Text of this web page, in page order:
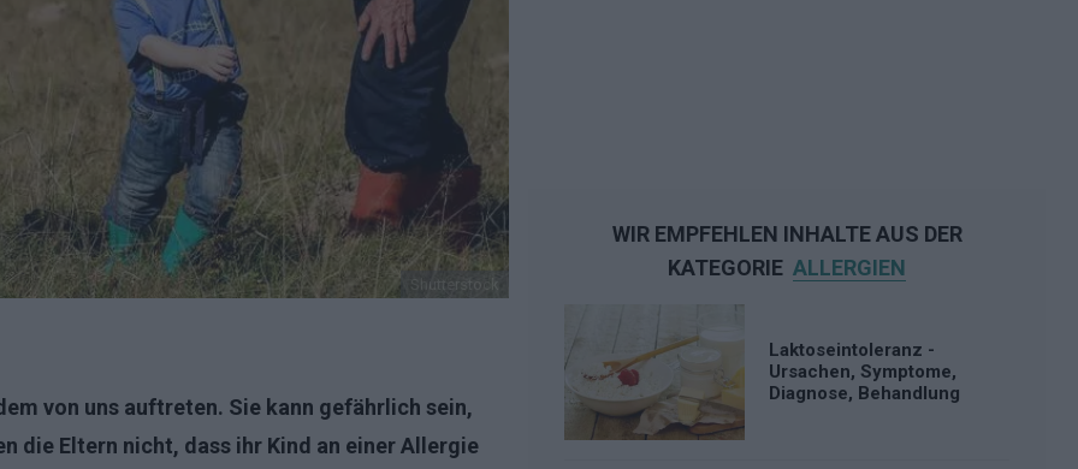
Shutterstock
von uns auftreten. Sie kann gefährlich sein,
die Eltern nicht, dass ihr Kind an einer Allergie
WIR EMPFEHLEN INHALTE AUS DER
KATEGORIE ALLERGIEN
Laktoseintoleranz -
Ursachen, Symptome,
Diagnose, Behandlung